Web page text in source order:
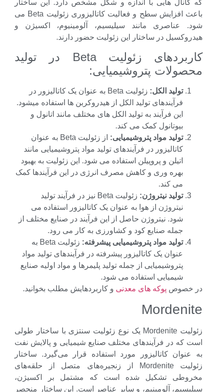
هایی با اندازه و شکل مشخص دارد. این ساختار
باعث افزایش سطح و فعالیت کاتالیزوری زئولیت Beta می
عناصری مانند سیلیسیم، آلومینیوم، اكسيژن و
در ساختار این زئولیت حضور دارند.
کاربردهای زئولیت Beta در تولید
پتروشیمیایی:
تولید الکل:
زئولیت Beta به عنوان یک کاتالیزور در
فرآیندهای تولید الکل از هیدروکربن ها استفاده میشود.
این فرآیند به تولید الکل های مختلف مانند اتانول و
بیوتانول کمک می کند.
تولید مواد پتروشیمیایی:
از زئولیت Beta به عنوان
کاتالیزور در فرآیندهای تولید مواد پتروشیمیایی مانند
اتیلن و پروپیلن استفاده می شود. این زئولیت به بهبود
بهره وری و کاهش مصرف انرژی در این فرآیندها کمک
تولید نیتروژن:
زئولیت Beta نیز در فرآیند تولید
نیتروژن از هوا به عنوان یک کاتالیزور استفاده می
شود. نیتروژن حاصل از این فرآیند در صنایع مختلف از
جمله صنایع کود و کشاورزی به کار می رود.
تولید مواد پتروشیمیایی پیشرفته:
زئولیت Beta به
عنوان یک کاتالیزور پیشرفته در فرآیندهای تولید مواد
پتروشیمیایی از جمله تولید پلیمرها و مواد اولیه صنایع
شیمیایی استفاده می شود.
خصوصپوکه های معدنیو کاربردهایش مطلب بخوانید.
زئولیت Mordenite یک نوع زئولیت سنتزی با ساختار طولی
که در فرآیندهای مختلف صنایع شیمیایی و پالایش نفت
کاتالیزور مورد استفاده قرار می‌گیرد. ساختار
زئولیت Mordenite از زنجیره‌های متصل از حلقه‌های
تشکیل شده است که مشتمل بر اکسیژن،
آلومینیم، و سایر عناصر است. این ساختار منحصر